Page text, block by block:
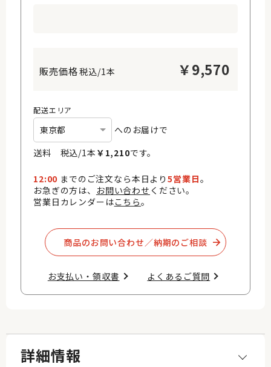
税込/1本 ￥9,570
配送エリア
へのお届けで
送料 税込/1本 ￥ 1,210です。
12:00 までのご注文なら本日より5営業日。
お急ぎの方は、 お問い合わせ ください。
営業日カレンダーはこちら。
商品のお問い合わせ／納期のご相談​
お支払い・領収書​ よくあるご質問​
詳細情報